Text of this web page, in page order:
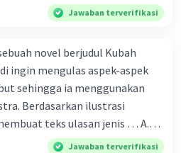
mulai menyebar di Indonesia,
besar bagi kesehatan
Jawaban terverifikasi
novel berjudul Kubah
ingin mengulas aspek-aspek
sehingga ia menggunakan
teks ulasan jenis … A.
C. informatif D. kritisJawaban terverifikasi